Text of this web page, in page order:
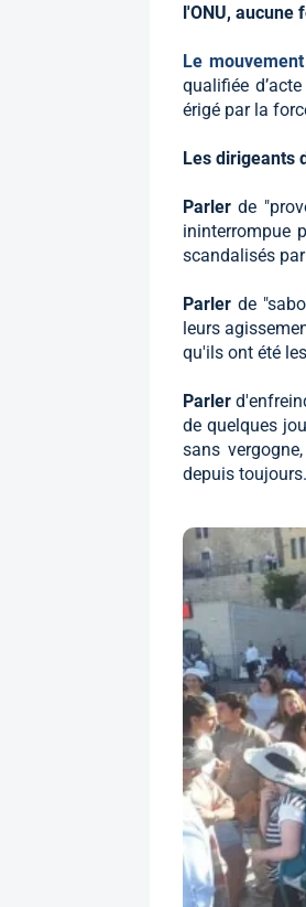
l'ONU, aucune
Le
qualifiée
érigé par la
Les dirigeants
Parlerde
ininterrompue
scandalisés
Parler de
leurs
qu'ils ont été
Parler
de quelques
sans
depuis toujours.